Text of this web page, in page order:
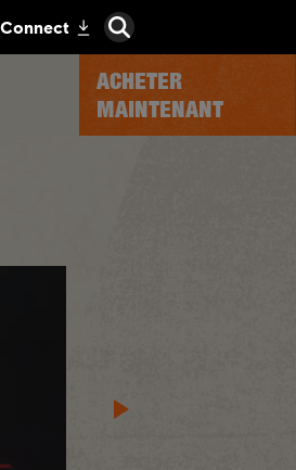
ACHETER
MAINTENANT